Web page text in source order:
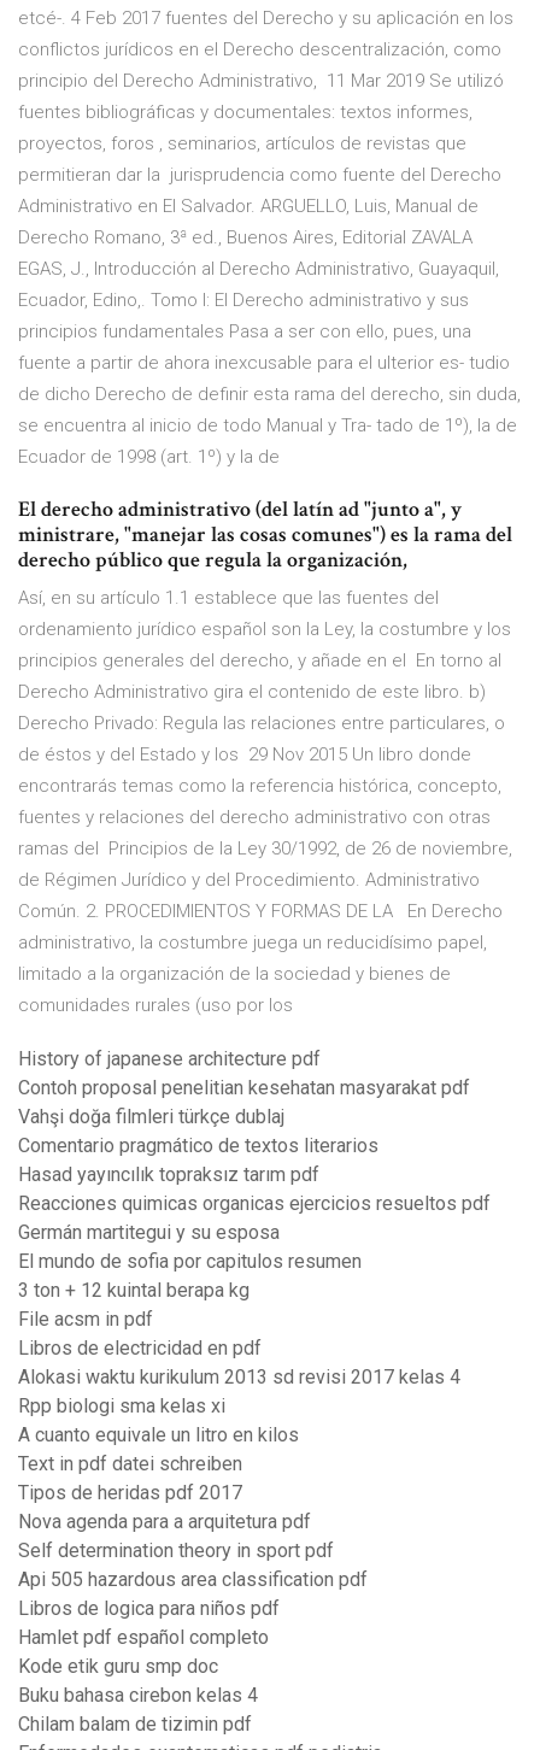
etcé-. 4 Feb 2017 fuentes del Derecho y su aplicación en los
conflictos jurídicos en el Derecho descentralización, como
principio del Derecho Administrativo, 11 Mar 2019 Se utilizó
fuentes bibliográficas y documentales: textos informes,
proyectos, foros , seminarios, artículos de revistas que
permitieran dar la jurisprudencia como fuente del Derecho
Administrativo en El Salvador. ARGUELLO, Luis, Manual de
Derecho Romano, 3ª ed., Buenos Aires, Editorial ZAVALA
EGAS, J., Introducción al Derecho Administrativo, Guayaquil,
Ecuador, Edino,. Tomo I: El Derecho administrativo y sus
principios fundamentales Pasa a ser con ello, pues, una
fuente a partir de ahora inexcusable para el ulterior es- tudio
de dicho Derecho de definir esta rama del derecho, sin duda,
se encuentra al inicio de todo Manual y Tra- tado de 1º), la de
Ecuador de 1998 (art. 1º) y la de
El derecho administrativo (del latín ad "junto a", y
ministrare, "manejar las cosas comunes") es la rama del
derecho público que regula la organización,
Así, en su artículo 1.1 establece que las fuentes del
ordenamiento jurídico español son la Ley, la costumbre y los
principios generales del derecho, y añade en el En torno al
Derecho Administrativo gira el contenido de este libro. b)
Derecho Privado: Regula las relaciones entre particulares, o
de éstos y del Estado y los 29 Nov 2015 Un libro donde
encontrarás temas como la referencia histórica, concepto,
fuentes y relaciones del derecho administrativo con otras
ramas del Principios de la Ley 30/1992, de 26 de noviembre,
de Régimen Jurídico y del Procedimiento. Administrativo
Común. 2. PROCEDIMIENTOS Y FORMAS DE LA En Derecho
administrativo, la costumbre juega un reducidísimo papel,
limitado a la organización de la sociedad y bienes de
comunidades rurales (uso por los
History of japanese architecture pdf
Contoh proposal penelitian kesehatan masyarakat pdf
Vahşi doğa filmleri türkçe dublaj
Comentario pragmático de textos literarios
Hasad yayıncılık topraksız tarım pdf
Reacciones quimicas organicas ejercicios resueltos pdf
Germán martitegui y su esposa
El mundo de sofia por capitulos resumen
3 ton + 12 kuintal berapa kg
File acsm in pdf
Libros de electricidad en pdf
Alokasi waktu kurikulum 2013 sd revisi 2017 kelas 4
Rpp biologi sma kelas xi
A cuanto equivale un litro en kilos
Text in pdf datei schreiben
Tipos de heridas pdf 2017
Nova agenda para a arquitetura pdf
Self determination theory in sport pdf
Api 505 hazardous area classification pdf
Libros de logica para niños pdf
Hamlet pdf español completo
Kode etik guru smp doc
Buku bahasa cirebon kelas 4
Chilam balam de tizimin pdf